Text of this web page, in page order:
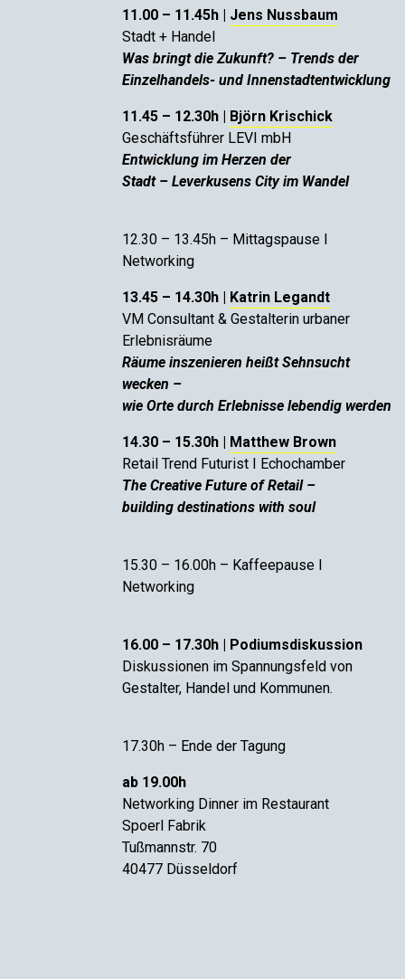
11.00 – 11.45h | Jens Nussbaum
Stadt + Handel
Was bringt die Zukunft? – Trends der
Einzelhandels- und Innenstadtentwicklung
11.45 – 12.30h | Björn Krischick
Geschäftsführer LEVI mbH
Entwicklung im Herzen der
Stadt – Leverkusens City im Wandel
12.30 – 13.45h – Mittagspause I
Networking
13.45 – 14.30h | Katrin Legandt
VM Consultant & Gestalterin urbaner
Erlebnisräume
Räume inszenieren heißt Sehnsucht
wecken –
wie Orte durch Erlebnisse lebendig werden
14.30 – 15.30h | Matthew Brown
Retail Trend Futurist I Echochamber
The Creative Future of Retail –
building destinations with soul
15.30 – 16.00h – Kaffeepause I
Networking
16.00 – 17.30h | Podiumsdiskussion
Diskussionen im Spannungsfeld von
Gestalter, Handel und Kommunen.
17.30h – Ende der Tagung
ab 19.00h
Networking Dinner im Restaurant
Spoerl Fabrik
Tußmannstr. 70
40477 Düsseldorf